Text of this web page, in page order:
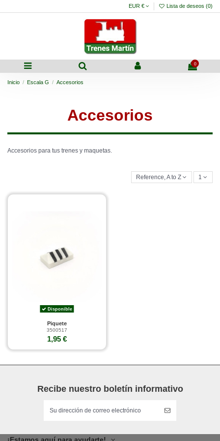
EUR € Lista de deseos (0)
0
Inicio Escala G Accesorios
Accesorios
Accesorios para tus trenes y maquetas.
Reference, A to Z 1
Disponible
Piquete
3500517
1,95 €
Recibe nuestro boletín informativo